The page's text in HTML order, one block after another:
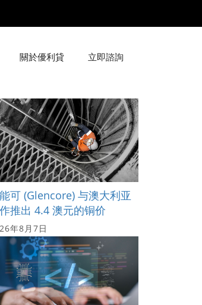
關於優利貸 立即諮詢
可 (Glencore) 与澳大利亚
推出 4.4 澳元的铜价
年8月7日